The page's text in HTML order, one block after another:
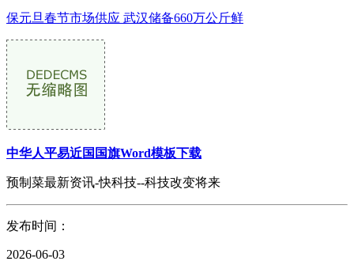
保元旦春节市场供应 武汉储备660万公斤鲜
中华人平易近国国旗Word模板下载
预制菜最新资讯-快科技--科技改变将来
发布时间：
2026-06-03